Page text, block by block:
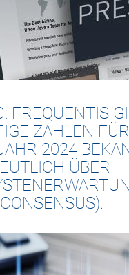
FREQUENTIS
ZAHLEN
2024
ÜBER